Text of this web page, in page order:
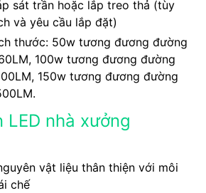
sát trần hoặc lắp treo thả (tùy
và yêu cầu lắp đặt)
thước: 50w tương đương đường
100w tương đương đường
150w tương đương đường
LED nhà xưởng
vật liệu thân thiện với môi
chế